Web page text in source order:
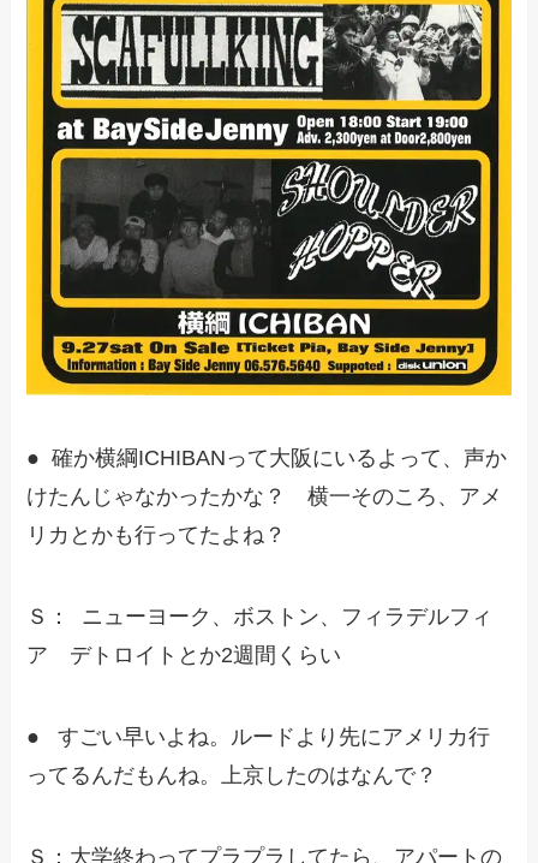
● 確か横綱ICHIBANって大阪にいるよって、声か
けたんじゃなかったかな？ 横一そのころ、アメ
リカとかも行ってたよね？
Ｓ： ニューヨーク、ボストン、フィラデルフィ
ア デトロイトとか2週間くらい
● すごい早いよね。ルードより先にアメリカ行
ってるんだもんね。上京したのはなんで？
Ｓ：大学終わってプラプラしてたら、アパートの